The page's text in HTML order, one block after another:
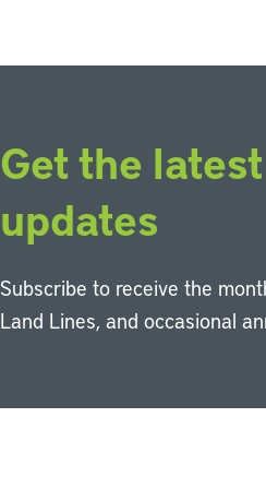
Get the
updates
Subscribe to receive the
Land Lines, and occasional